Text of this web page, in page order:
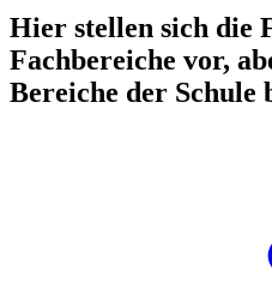
Hier stellen sich die
Fachbereiche vor,
Bereiche der Schule